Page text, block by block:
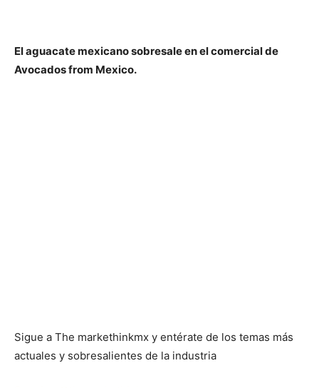
El aguacate mexicano sobresale en el comercial de
Avocados from Mexico.
Sigue a The markethinkmx y entérate de los temas más
actuales y sobresalientes de la industria